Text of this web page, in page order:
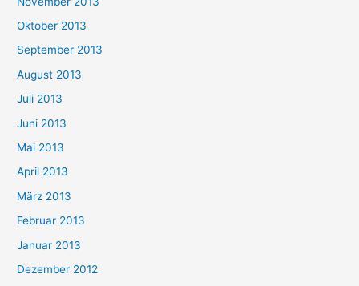
Oktober 2013
September 2013
August 2013
Juli 2013
Juni 2013
Mai 2013
April 2013
März 2013
Februar 2013
Januar 2013
Dezember 2012